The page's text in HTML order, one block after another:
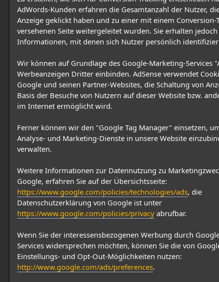
AdWords-Kunden erfahren die Gesamtanzahl der Nutzer,
Anzeige geklickt haben und zu einer mit einem Conversion-
versehenen Seite weitergeleitet wurden. Sie erhalten
Informationen, mit denen sich Nutzer persönlich
Wir können auf Grundlage des Google-Marketing-Services
Werbeanzeigen Dritter einbinden. AdSense verwendet
Google und seinen Partner-Websites, die Schaltung von
Basis der Besuche von Nutzern auf dieser Website bzw.
im Internet ermöglicht wird.
Ferner können wir den "Google Tag Manager" einsetzen,
Analyse- und Marketing-Dienste in unsere Website
verwalten.
Weitere Informationen zur Datennutzung zu
Google, erfahren Sie auf der Übersichtsseite:
https://www.google.com/policies/technologies/ads, die
Datenschutzerklärung von Google ist unter
https://www.google.com/policies/privacy abrufbar.
Wenn Sie der interessensbezogenen Werbung durch
Services widersprechen möchten, können Sie die von
Einstellungs- und Opt-Out-Möglichkeiten nutzen:
http://www.google.com/ads/preferences.